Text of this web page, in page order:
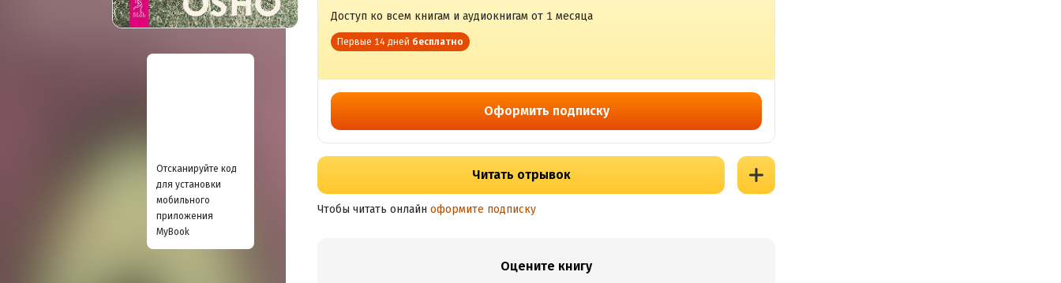
Отсканируйте код
для установки
мобильного
приложения
MyBook
Доступ ко всем книгам и аудиокнигам от 1 месяца
Первые 14 дней бесплатно
Оформить подписку
Читать отрывок
Чтобы читать онлайн оформите подписку
Оцените книгу